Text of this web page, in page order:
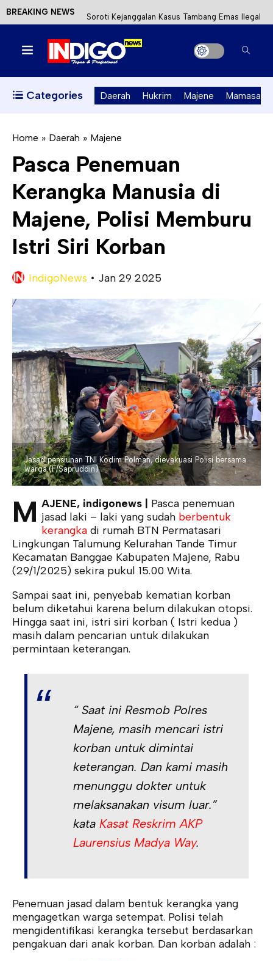
BREAKING NEWS Mahasiswa KKN-T Unhas Terapkan Papan Kode
Etik Wisata di Pantai Lawere Desa Lotang Salo
Satu DPO Pengeroyokan SPBU Tapalang
Ditangkap, Satu Lagi Kabur ke Kalimantan
Perizinan Air Tanah melalui Aplikasi SAPO
Kecewa Kapolresta Absen, APPK Mamuju
Soroti Kejanggalan Kasus Tambang Emas Ilegal
Categories Daerah Hukrim Majene Mamasa
Home » Daerah » Majene
Pasca Penemuan
Kerangka Manusia di
Majene, Polisi Memburu
Istri Siri Korban
IndigoNews • Jan 29 2025
Jasad pensiunan TNI Kodim Polman, dievakuasi Polisi bersama
warga.(F/Sapruddin)
M AJENE, indigonews |
Pasca penemuan
jasad laki – laki yang sudah berbentuk
kerangka di rumah BTN Permatasari
Lingkungan Talumung Kelurahan Tande Timur
Kecamatan Banggae Kabupaten Majene, Rabu
(29/1/2025) sekira pukul 15.00 Wita.
Sampai saat ini, penyebab kematian korban
belum diketahui karena belum dilakukan otopsi.
Hingga saat ini, istri siri korban ( Istri kedua )
masih dalam pencarian untuk dilakukan
permintaan keterangan.
“ Saat ini Resmob Polres
Majene, masih mencari istri
korban untuk dimintai
keterangan. Dan kami masih
menunggu dokter untuk
melaksanakan visum luar.”
kata Kasat Reskrim AKP
Laurensius Madya Way.
Penemuan jasad dalam bentuk kerangka yang
mengagetkan warga setempat. Polisi telah
mengidentifikasi kerangka tersebut berdasarkan
pengakuan dari anak korban. Dan korban adalah :